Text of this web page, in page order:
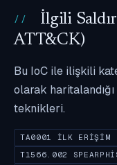
İlgili
ATT&CK)
Bu IoC ile ilişkili
olarak
teknikleri.
TA0001 İLK ERIŞIM
T1566.002